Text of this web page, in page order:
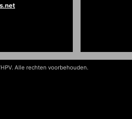
Alle rechten voorbehouden.